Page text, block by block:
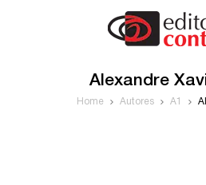
Alexandre
Home Autores A1